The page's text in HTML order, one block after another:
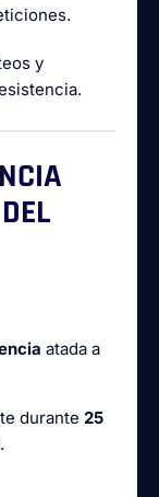
y
atada a
durante 25